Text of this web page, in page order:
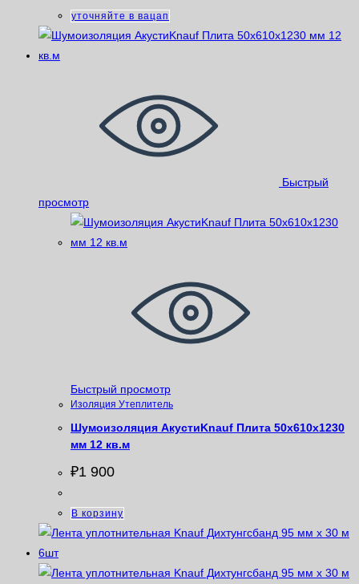
уточняйте в вацап
Быстрый
просмотр
Быстрый просмотр
Изоляция Утеплитель
Шумоизоляция АкустиKnauf Плита 50х610х1230
мм 12 кв.м
₽1 900
В корзину